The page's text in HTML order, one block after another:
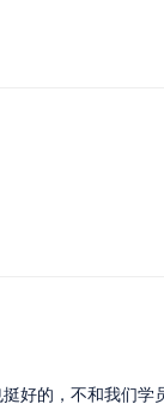
好的，不和我们学